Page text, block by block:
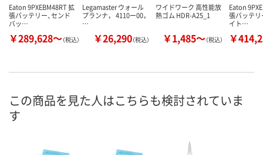
Eaton 9PXEBM48RT 拡
張バッテリー、センド
バッ…
￥289,628～（税込）
Legamaster ウォール
プランナ， 4110ー00，
…
￥26,290（税込）
ワイドワーク 高性能放
熱ゴム HDR-A25_1
￥1,485～（税込）
Eaton
張バッテリ
イト…
￥
この商品を見た人はこちらも検討されていま
す